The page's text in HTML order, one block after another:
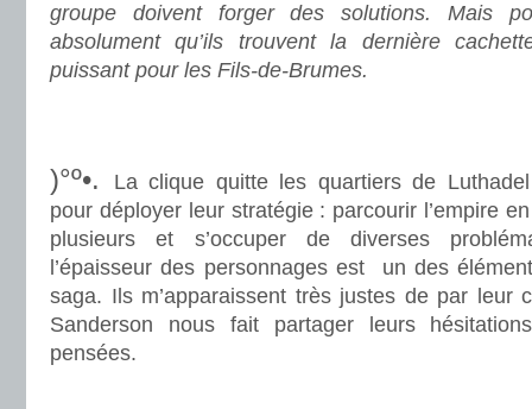
groupe doivent forger des solutions. Mais
absolument qu’ils trouvent la dernière
puissant pour les Fils-de-Brumes.
)°º•.
La clique quitte les quartiers de Luthadel
pour déployer leur stratégie : parcourir l’empire en
plusieurs et s’occuper de diverses
l’épaisseur des personnages est un des
saga. Ils m’apparaissent très justes de par leur
Sanderson nous fait partager leurs
pensées.